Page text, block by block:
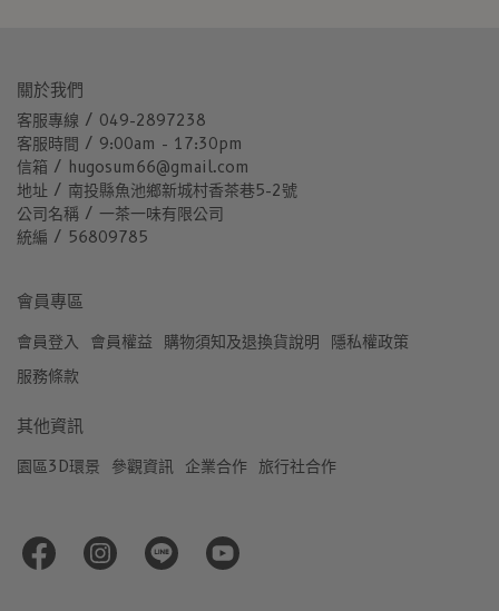
關於我們
客服專線 / 049-2897238
客服時間 / 9:00am - 17:30pm
信箱 / hugosum66@gmail.com
地址 / 南投縣魚池鄉新城村香茶巷5-2號
公司名稱 / 一茶一味有限公司
統編 / 56809785
會員專區
會員登入
會員權益 購物須知及退換貨說明
隱私權政策
服務條款
其他資訊
園區3D環景
參觀資訊 企業合作 旅行社合作